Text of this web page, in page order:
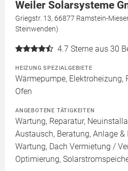
Weiler Solarsysteme
Griegstr. 13, 66877 Ramstein-
Steinwenden)
4.7 Sterne aus 30
HEIZUNG SPEZIALGEBIETE
Wärmepumpe,
Ofen
ANGEBOTENE TÄTIGKEITEN
Wartung, Reparatur,
Austausch, Beratung, Anlage
Wartung, Dach Vermietung /
Optimierung,